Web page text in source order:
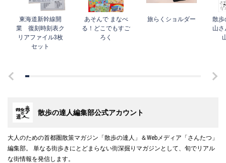
東海道新幹線開
業 復刻時刻表ク
リアファイル3枚
セット
あそんで まなべ
る！どこでもすご
ろく
旅らくショルダー
散歩
山さ
散歩の達人編集部公式アカウント
大人のための首都圏散策マガジン「散歩の達人」＆Webメディア「さんたつ」
編集部。 単なる街歩きにとどまらない街深掘りマガジンとして、旬でリアル
な街情報を発信します。